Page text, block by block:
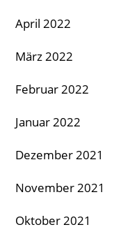
April 2022
März 2022
Februar 2022
Januar 2022
Dezember 2021
November 2021
Oktober 2021